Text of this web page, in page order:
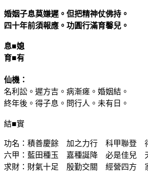
婚姻子息莫嫌遲。但把精神仗佛持。
四十年前須報應。功圓行滿育馨兒。
息■媳
育■有
仙機：
名利訟。遲方吉。病漸瘥。婚姻結。
終年後。得子息。問行人。未有日。
結■實
功名：積善慶餘 加之力行 科甲聯登
六甲：藍田種玉 嘉種誕降 必是佳兒
求財：財氣十足 殷勤交關 經營四方